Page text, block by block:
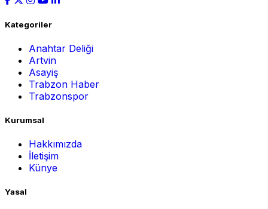
Kategoriler
Anahtar Deliği
Artvin
Asayiş
Trabzon Haber
Trabzonspor
Kurumsal
Hakkımızda
İletişim
Künye
Yasal